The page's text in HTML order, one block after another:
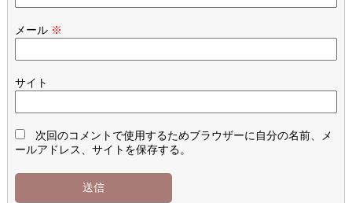
メール ※
サイト
次回のコメントで使用するためブラウザーに自分の名前、メ
ールアドレス、サイトを保存する。